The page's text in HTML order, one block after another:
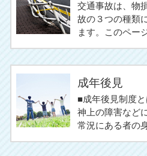
交通事故は、物
故の３つの種類
ます。このペー
成年後見
■成年後見制度
神上の障害など
常況にある者の